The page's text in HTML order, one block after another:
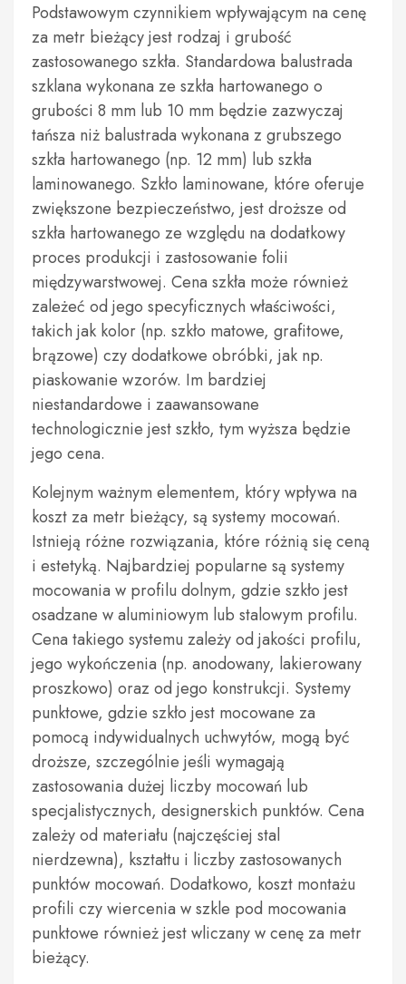
Podstawowym czynnikiem wpływającym na cenę
za metr bieżący jest rodzaj i grubość
zastosowanego szkła. Standardowa balustrada
szklana wykonana ze szkła hartowanego o
grubości 8 mm lub 10 mm będzie zazwyczaj
tańsza niż balustrada wykonana z grubszego
szkła hartowanego (np. 12 mm) lub szkła
laminowanego. Szkło laminowane, które oferuje
zwiększone bezpieczeństwo, jest droższe od
szkła hartowanego ze względu na dodatkowy
proces produkcji i zastosowanie folii
międzywarstwowej. Cena szkła może również
zależeć od jego specyficznych właściwości,
takich jak kolor (np. szkło matowe, grafitowe,
brązowe) czy dodatkowe obróbki, jak np.
piaskowanie wzorów. Im bardziej
niestandardowe i zaawansowane
technologicznie jest szkło, tym wyższa będzie
jego cena.
Kolejnym ważnym elementem, który wpływa na
koszt za metr bieżący, są systemy mocowań.
Istnieją różne rozwiązania, które różnią się ceną
i estetyką. Najbardziej popularne są systemy
mocowania w profilu dolnym, gdzie szkło jest
osadzane w aluminiowym lub stalowym profilu.
Cena takiego systemu zależy od jakości profilu,
jego wykończenia (np. anodowany, lakierowany
proszkowo) oraz od jego konstrukcji. Systemy
punktowe, gdzie szkło jest mocowane za
pomocą indywidualnych uchwytów, mogą być
droższe, szczególnie jeśli wymagają
zastosowania dużej liczby mocowań lub
specjalistycznych, designerskich punktów. Cena
zależy od materiału (najczęściej stal
nierdzewna), kształtu i liczby zastosowanych
punktów mocowań. Dodatkowo, koszt montażu
profili czy wiercenia w szkle pod mocowania
punktowe również jest wliczany w cenę za metr
bieżący.